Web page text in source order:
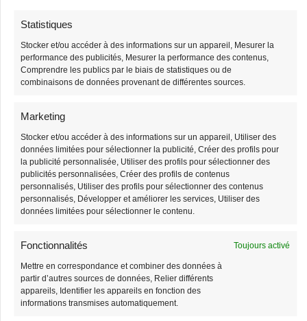
Statistiques
Stocker et/ou accéder à des informations sur un appareil, Mesurer la
performance des publicités, Mesurer la performance des contenus,
Comprendre les publics par le biais de statistiques ou de
combinaisons de données provenant de différentes sources.
Marketing
Stocker et/ou accéder à des informations sur un appareil, Utiliser des
données limitées pour sélectionner la publicité, Créer des profils pour
la publicité personnalisée, Utiliser des profils pour sélectionner des
publicités personnalisées, Créer des profils de contenus
personnalisés, Utiliser des profils pour sélectionner des contenus
personnalisés, Développer et améliorer les services, Utiliser des
données limitées pour sélectionner le contenu.
Fonctionnalités Toujours activé
Mettre en correspondance et combiner des données à
partir d’autres sources de données, Relier différents
appareils, Identifier les appareils en fonction des
informations transmises automatiquement.
Bandouliere Velours
39,90€ 38,90€ 39,90€ 38,90€
-3%
Stock limité
-3%
Stock limité